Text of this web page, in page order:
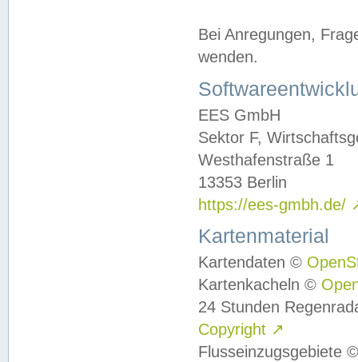
Bei Anregungen,
wenden.
EES GmbH
Sektor F,
Westhafenstraße 1
13353 Berlin
https://ees-gmbh.de/
Kartenmaterial
Kartendaten ©
Kartenkacheln ©
24 Stunden
Copyright ↗
Flusseinzugsgebiete